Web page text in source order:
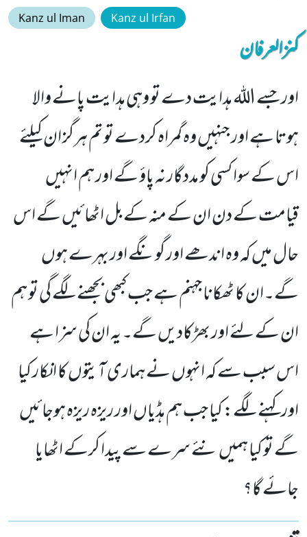
Kanz ul Iman Kanz ul Irfan
کنزالعرفان
اور جسے اللہ ہدایت دے تو وہی ہدایت پانے والا
ہوتا ہے اور جنہیں وہ گمراہ کردے تو تم ہرگز ان کیلئے
اس کے سوا کسی کو مددگار نہ پاؤ گے اور ہم انہیں
قیامت کے دن ان کے منہ کے بل اٹھائیں گے اس
حال میں کہ وہ اندھے اور گونگے اور بہرے ہوں
گے۔ان کا ٹھکانا جہنم ہے جب کبھی بجھنے لگے گی تو ہم
ان کے لئے اور بھڑکادیں گے۔ یہ ان کی سزا ہے
اس سبب سے کہ انہوں نے ہماری آیتوں کا انکار کیا
اور کہنے لگے: کیا جب ہم ہڈیاں اور ریزہ ریزہ ہوجائیں
گے تو کیا ہمیں نئے سرے سے پیدا کرکے اٹھایا
جائے گا؟